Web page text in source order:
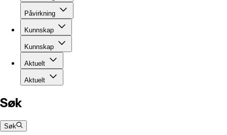
Påvirkning
Kunnskap
Kunnskap
Aktuelt
Aktuelt
Søk
Søk